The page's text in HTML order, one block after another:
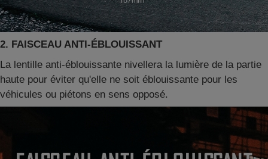
2. FAISCEAU ANTI-ÉBLOUISSANT
La lentille anti-éblouissante nivellera la lumière de la partie
haute pour éviter qu'elle ne soit éblouissante pour les
véhicules ou piétons en sens opposé.